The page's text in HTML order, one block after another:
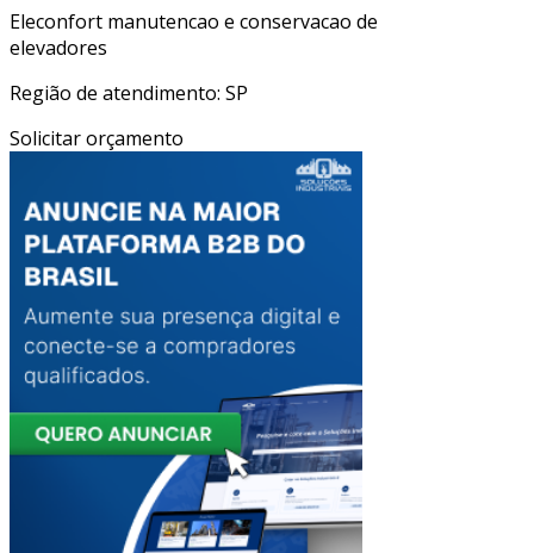
Eleconfort manutencao e conservacao de
elevadores
Região de atendimento: SP
Solicitar orçamento